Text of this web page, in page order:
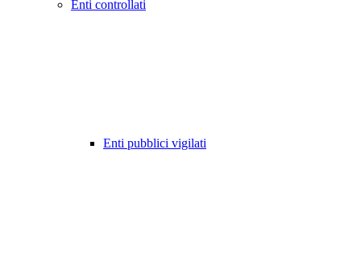
Enti controllati
Enti pubblici vigilati